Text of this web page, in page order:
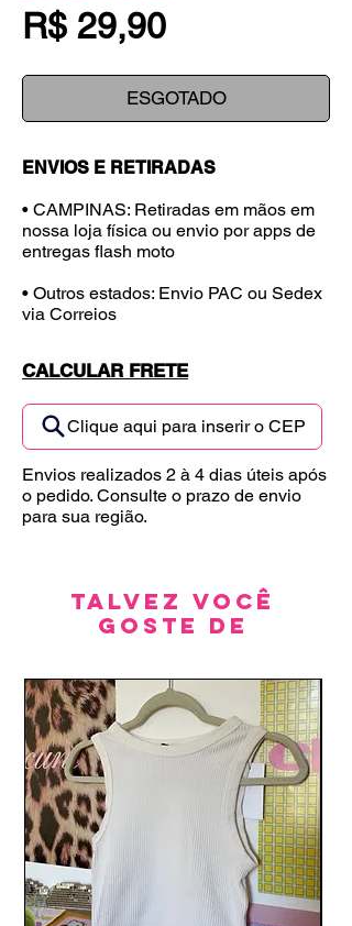
R$ 29,90Preço
ESGOTADO
ENVIOS E RETIRADAS
• CAMPINAS: Retiradas em mãos em
nossa loja física ou envio por apps de
entregas flash moto
• Outros estados: Envio PAC ou Sedex
via Correios
CALCULAR FRETE
Clique aqui para inserir o CEP
Envios realizados 2 à 4 dias úteis após
o pedido. Consulte o prazo de envio
para sua região.
Talvez você
goste de